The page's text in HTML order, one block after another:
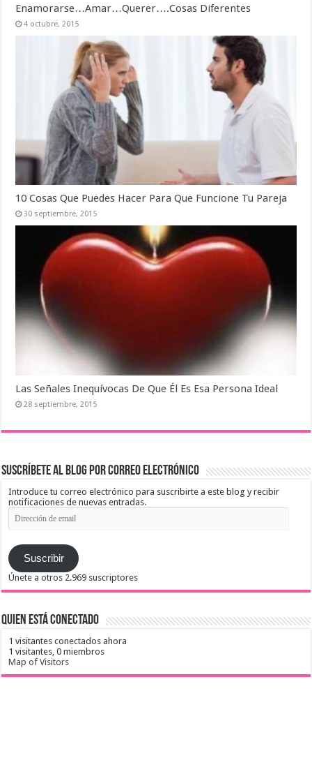
Enamorarse…Amar…Querer….Cosas Diferentes
4 octubre, 2015
10 Cosas Que Puedes Hacer Para Que Funcione Tu Pareja
30 septiembre, 2015
Las Señales Inequívocas De Que Él Es Esa Persona Ideal
28 septiembre, 2015
Suscríbete al blog por correo electrónico
Introduce tu correo electrónico para suscribirte a este blog y recibir
notificaciones de nuevas entradas.
Dirección
de
Suscribir
Únete a otros 2.969 suscriptores
Quien está conectado
1 visitantes conectados ahora
1 visitantes, 0 miembros
Map of Visitors